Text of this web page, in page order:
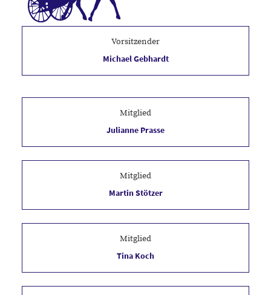
Vorsitzender
Michael Gebhardt
Tel. 03605 510507
gebhardtmichael@web.de
Mitglied
Julianne Prasse
Mitglied
Martin Stötzer
Mitglied
Tina Koch